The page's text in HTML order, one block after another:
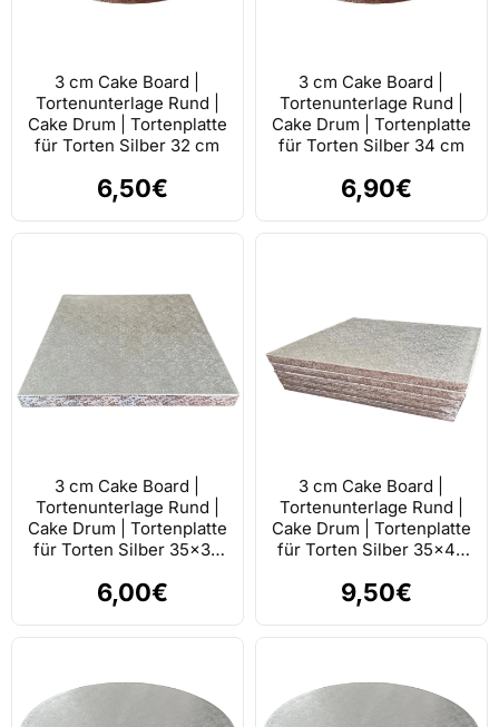
3 cm Cake Board |
Tortenunterlage Rund |
Cake Drum | Tortenplatte
für Torten Silber 32 cm
6,50€
3 cm Cake Board |
Tortenunterlage Rund |
Cake Drum | Tortenplatte
für Torten Silber 34 cm
6,90€
3 cm Cake Board |
Tortenunterlage Rund |
Cake Drum | Tortenplatte
für Torten Silber 35x35
6,00€
3 cm Cake Board |
Tortenunterlage Rund |
Cake Drum | Tortenplatte
für Torten Silber 35x45
9,50€